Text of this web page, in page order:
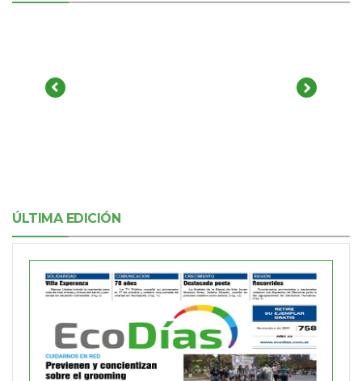
ÚLTIMA EDICIÓN